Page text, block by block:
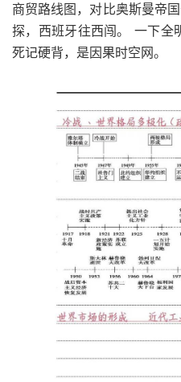
商贸路线图，对比奥斯曼帝
探，西班牙往西闯。 一下全
死记硬背，是因果时空网。